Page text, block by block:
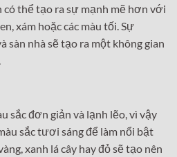
có thể tạo ra sự mạnh mẽ hơn với
xám hoặc các màu tối. Sự
sàn nhà sẽ tạo ra một không gian
sắc đơn giản và lạnh lẽo, vì vậy
sắc tươi sáng để làm nổi bật
xanh lá cây hay đỏ sẽ tạo nên